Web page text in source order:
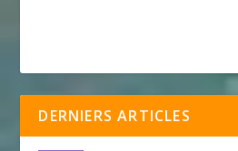
DERNIERS ARTICLES